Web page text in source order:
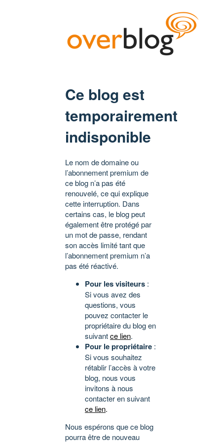
Ce blog est
temporairement
indisponible
Le nom de domaine ou
l’abonnement premium de
ce blog n’a pas été
renouvelé, ce qui explique
cette interruption. Dans
certains cas, le blog peut
également être protégé par
un mot de passe, rendant
son accès limité tant que
l’abonnement premium n’a
pas été réactivé.
Pour les visiteurs :
Si vous avez des
questions, vous
pouvez contacter le
propriétaire du blog en
suivantce lien.
Pour le propriétaire :
Si vous souhaitez
rétablir l’accès à votre
blog, nous vous
invitons à nous
contacter en suivant
ce lien.
Nous espérons que ce blog
pourra être de nouveau